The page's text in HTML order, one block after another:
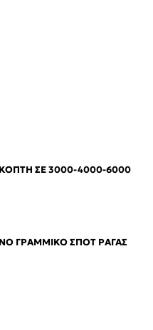
ΣΕ 3000-4000-6000
ΓΡΑΜΜΙΚΟ ΣΠΟΤ ΡΑΓΑΣ